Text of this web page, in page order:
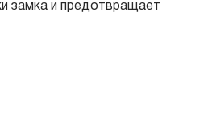
замка и предотвращает